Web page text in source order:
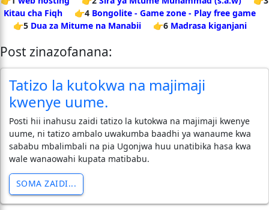
Kitau cha Fiqh
👉4 Bongolite - Game zone - Play free game
👉5 Dua za Mitume na Manabii 👉6 Madrasa kiganjani
Post zinazofanana:
Tatizo la kutokwa na majimaji
kwenye uume.
Posti hii inahusu zaidi tatizo la kutokwa na majimaji kwenye
uume, ni tatizo ambalo uwakumba baadhi ya wanaume kwa
sababu mbalimbali na pia Ugonjwa huu unatibika hasa kwa
wale wanaowahi kupata matibabu.
SOMA ZAIDI...